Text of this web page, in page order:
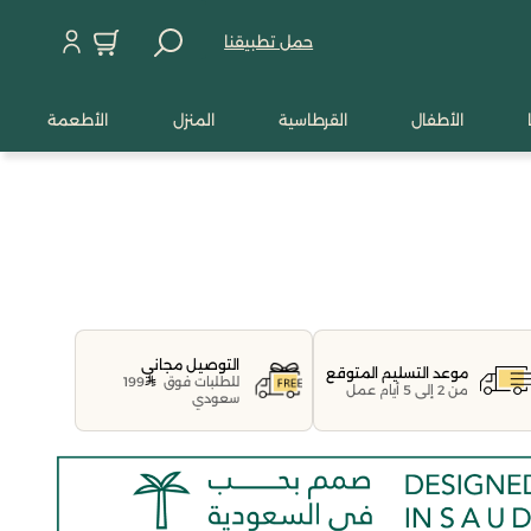
حمل تطبيقنا
الأطفال القرطاسية المنزل الأطعمة
موعد التسليم المتوقع
من 2 إلى 5 أيام عمل
التوصيل مجاني
للطلبات فوق
199
سعودي